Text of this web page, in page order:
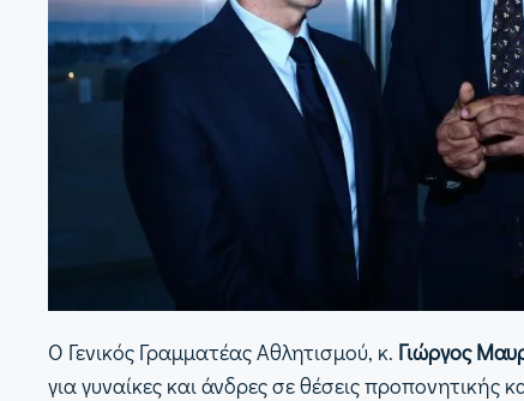
Ο Γενικός Γραμματέας Αθλητισμού, κ. Γιώργος
για γυναίκες και άνδρες σε θέσεις